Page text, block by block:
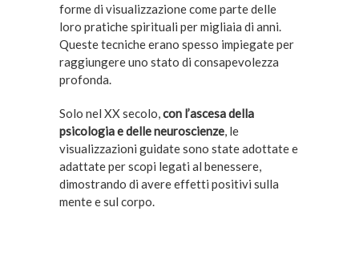
forme di visualizzazione come parte delle
loro pratiche spirituali per migliaia di anni.
Queste tecniche erano spesso impiegate per
raggiungere uno stato di consapevolezza
profonda.
Solo nel XX secolo,con l’ascesa della
psicologia e delle neuroscienze, le
visualizzazioni guidate sono state adottate e
adattate per scopi legati al benessere,
dimostrando di avere effetti positivi sulla
mente e sul corpo.